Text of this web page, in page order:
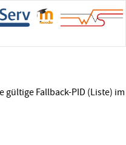
gültige Fallback-PID (Liste) im